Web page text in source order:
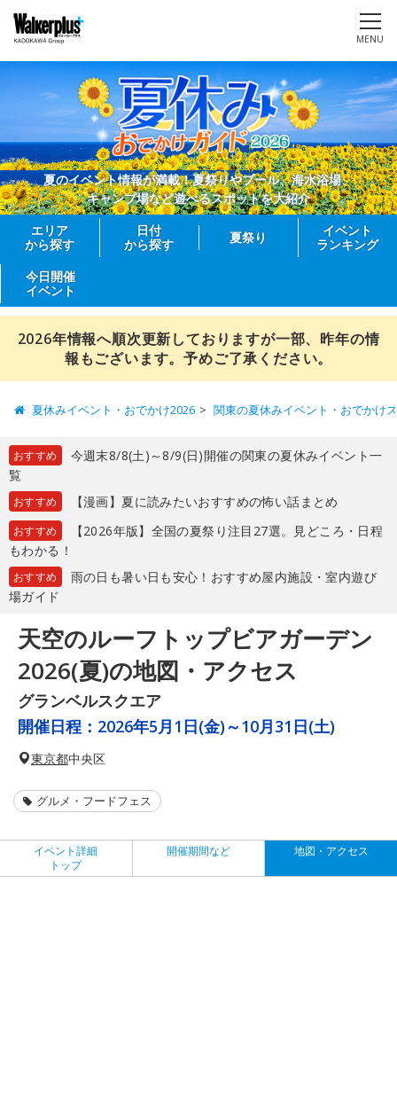
MENU
夏のイベント情報が満載！夏祭りやプール、海水浴場、
キャンプ場など遊べるスポットを大紹介
エリア
から探す
日付
から探す
夏祭り
イベント
ランキング
今日開催
イベント
2026年情報へ順次更新しておりますが一部、昨年の情
報もございます。予めご了承ください。
夏休みイベント・おでかけ2026 関東の夏休みイベント・おでかけ
おすすめ
今週末8/8(土)～8/9(日)開催の関東の夏休みイベント一
覧
おすすめ 【漫画】夏に読みたいおすすめの怖い話まとめ
おすすめ
【2026年版】全国の夏祭り注目27選。見どころ・日程
もわかる！
おすすめ
雨の日も暑い日も安心！おすすめ屋内施設・室内遊び
場ガイド
天空のルーフトップビアガーデン
2026(夏)の地図・アクセス
グランベルスクエア
開催日程： 2026年5月1日(金)～10月31日(土)
東京都中央区
グルメ・フードフェス
イベント詳細
トップ
開催期間など 地図・アクセス